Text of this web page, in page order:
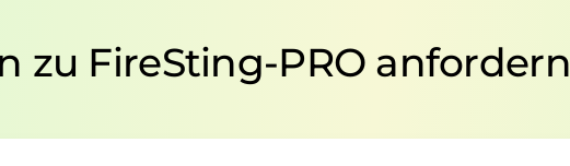
zu FireSting-PRO anfordern